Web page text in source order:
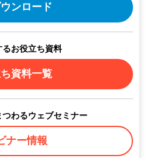
ンロード
るお役立ち資料
資料一覧
つわるウェブセミナー
ナー情報